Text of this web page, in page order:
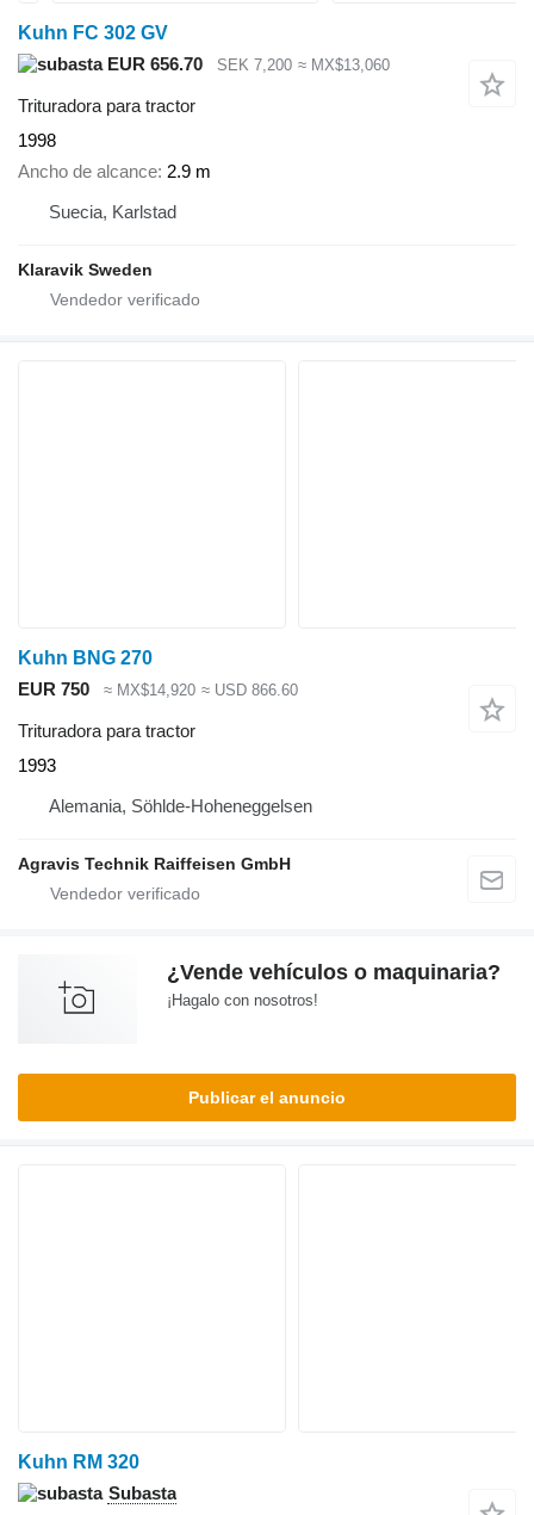
Kuhn FC 302 GV
EUR 656.70
SEK 7,200 ≈ MX$13,060
Trituradora para tractor
1998
Ancho de alcance 2.9 m
Suecia, Karlstad
Klaravik Sweden
Kuhn BNG 270
EUR 750
≈ MX$14,920 ≈ USD 866.60
Trituradora para tractor
1993
Alemania, Söhlde-Hoheneggelsen
Agravis Technik Raiffeisen GmbH
¿Vende vehículos o maquinaria?
¡Hagalo con nosotros!
Publicar el anuncio
Kuhn RM 320
Subasta